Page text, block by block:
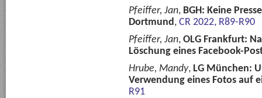
Pfeiffer, Jan, BGH: Keine
Dortmund, CR 2022, R89-R90
Pfeiffer, Jan, OLG Frankfurt:
Löschung eines Facebook-
Hrube, Mandy, LG München:
Verwendung eines Fotos auf
R91